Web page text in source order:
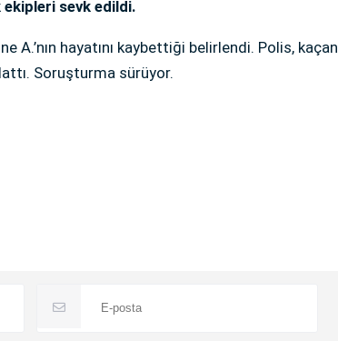
ekipleri sevk edildi.
A.’nın hayatını kaybettiği belirlendi. Polis, kaçan
Soruşturma sürüyor.